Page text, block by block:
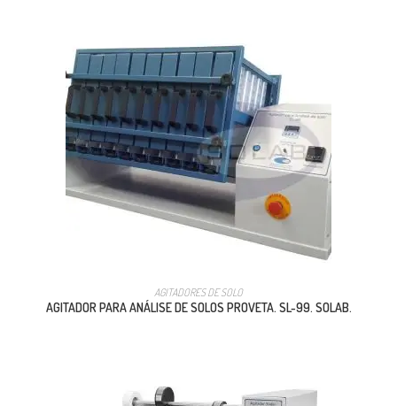
AGITADORES DE SOLO
AGITADOR PARA ANÁLISE DE SOLOS PROVETA. SL-99. SOLAB.